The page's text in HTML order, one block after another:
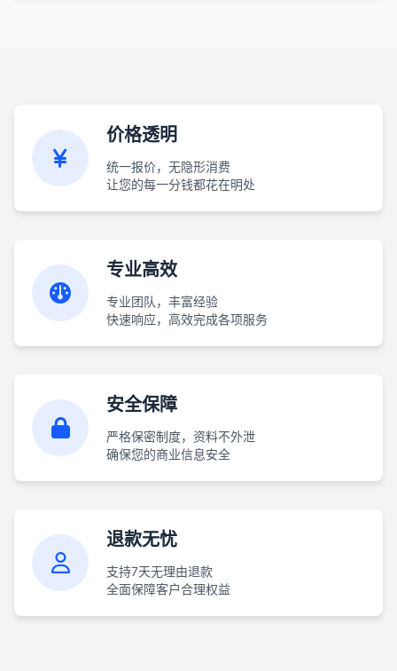
价格透明
统一报价，无隐形消费
让您的每一分钱都花在明处
专业高效
专业团队，丰富经验
快速响应，高效完成各项服务
安全保障
严格保密制度，资料不外泄
确保您的商业信息安全
退款无忧
支持7天无理由退款
全面保障客户合理权益